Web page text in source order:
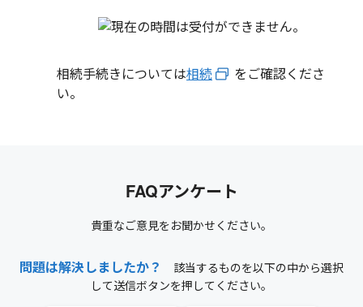
相続手続きについては相続
をご確認くださ
い。
FAQアンケート
貴重なご意見をお聞かせください。
問題は解決しましたか？
該当するものを以下の中から選択
して送信ボタンを押してください。